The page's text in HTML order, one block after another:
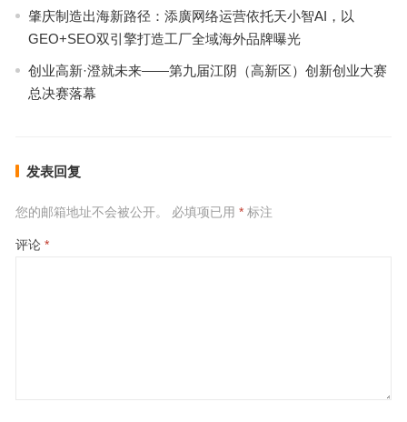
肇庆制造出海新路径：添廣网络运营依托天小智AI，以
GEO+SEO双引擎打造工厂全域海外品牌曝光
创业高新·澄就未来——第九届江阴（高新区）创新创业大赛
总决赛落幕
发表回复
您的邮箱地址不会被公开。 必填项已用 *标注
评论 *